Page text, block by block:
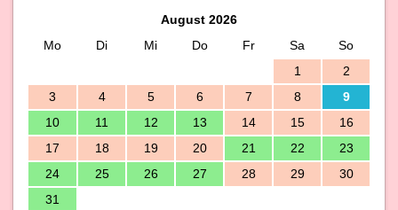
August 2026
Mo
Di Mi Do Fr Sa
So
1
2
3
4 5 6 7 8
9
10
11 12 13 14 15
16
17
18 19 20 21 22
23
24
25 26 27 28 29
30
31